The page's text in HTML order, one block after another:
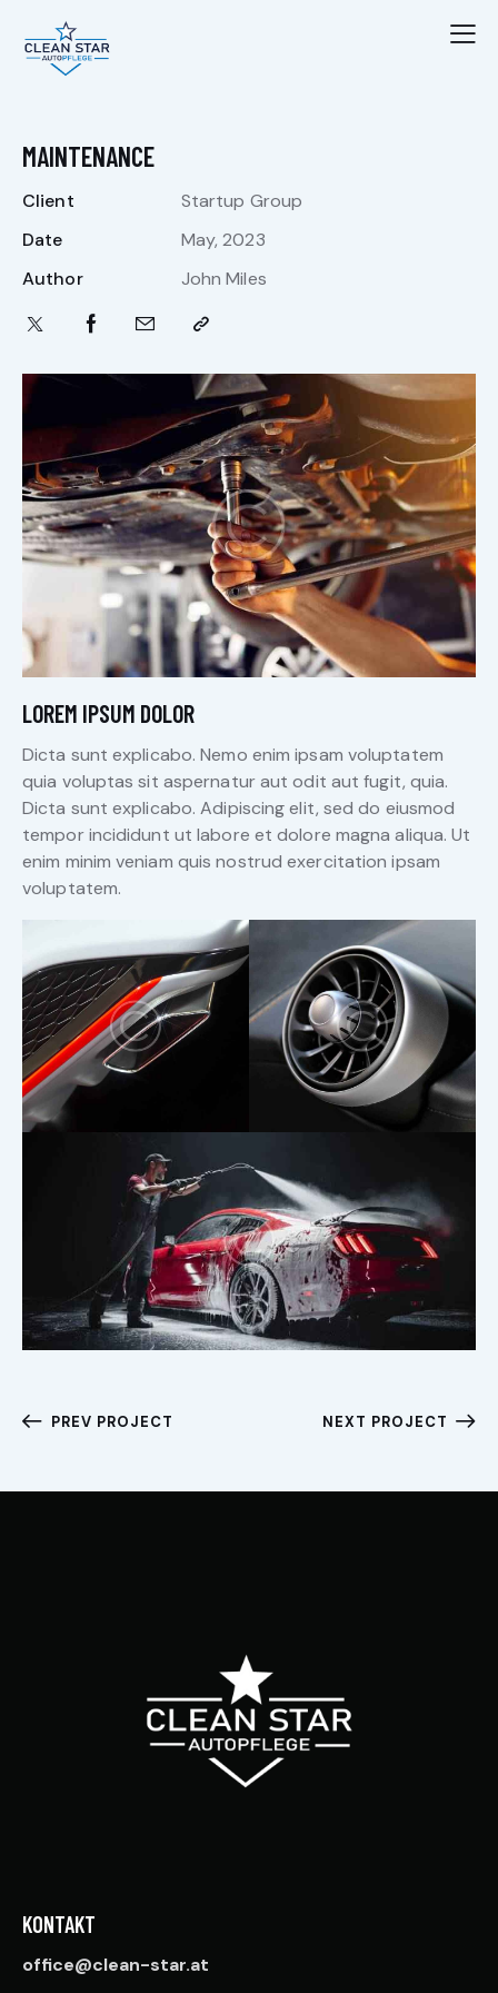
MAINTENANCE
LOREM IPSUM DOLOR
Dicta sunt explicabo. Nemo enim ipsam voluptatem
quia voluptas sit aspernatur aut odit aut fugit, quia.
Dicta sunt explicabo. Adipiscing elit, sed do eiusmod
tempor incididunt ut labore et dolore magna aliqua. Ut
enim minim veniam quis nostrud exercitation ipsam
voluptatem.
Client
Startup Group
Date
May, 2023
Author
John Miles
PREV PROJECT NEXT PROJECT
KONTAKT
office@clean-star.at